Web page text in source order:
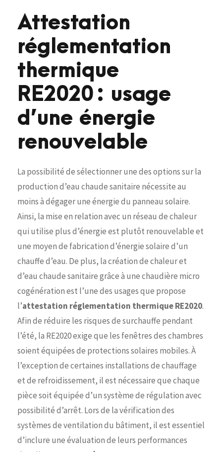
Attestation
réglementation
thermique
RE2020 : usage
d’une énergie
renouvelable
La possibilité de sélectionner une des options sur la
production d’eau chaude sanitaire nécessite au
moins à dégager une énergie du panneau solaire.
Ainsi, la mise en relation avec un réseau de chaleur
qui utilise plus d’énergie est plutôt renouvelable et
une moyen de fabrication d’énergie solaire d’un
chauffe d’eau. De plus, la création de chaleur et
d’eau chaude sanitaire grâce à une chaudière micro
cogénération est l’une des usages que propose
l’attestation réglementation thermique RE2020.
Afin de réduire les risques de surchauffe pendant
l’été, la RE2020 exige que les fenêtres des chambres
soient équipées de protections solaires mobiles. À
l’exception de certaines installations de chauffage
et de refroidissement, il est nécessaire que chaque
pièce soit équipée d’un système de régulation avec
possibilité d’arrêt. Lors de la vérification des
systèmes de ventilation du bâtiment, il est essentiel
d’inclure une évaluation de leurs performances